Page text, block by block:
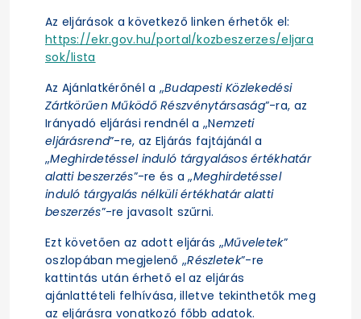
Az eljárások a következő linken érhetők el:
https://ekr.gov.hu/portal/kozbeszerzes/eljara
sok/lista
Az Ajánlatkérőnél a „Budapesti Közlekedési
Zártkörűen Működő Részvénytársaság”-ra, az
Irányadó eljárási rendnél a „Nemzeti
eljárásrend”-re, az Eljárás fajtájánál a
„Meghirdetéssel induló tárgyalásos értékhatár
alatti beszerzés”-re és a „Meghirdetéssel
induló tárgyalás nélküli értékhatár alatti
beszerzés”-re javasolt szűrni.
Ezt követően az adott eljárás „Műveletek”
oszlopában megjelenő „Részletek”-re
kattintás után érhető el az eljárás
ajánlattételi felhívása, illetve tekinthetők meg
az eljárásra vonatkozó főbb adatok.